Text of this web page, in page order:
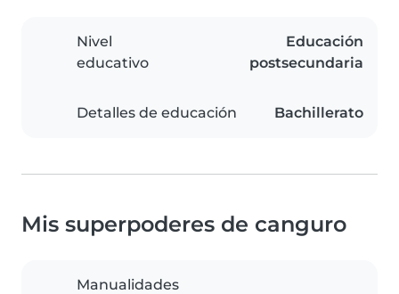
Nivel
educativo
Educación
postsecundaria
Detalles de educación Bachillerato
Mis superpoderes de canguro
Manualidades